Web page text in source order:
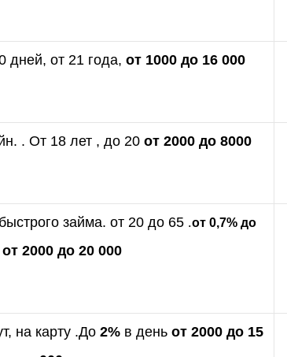
дней, от 21 года, от 1000 до 16 000
. От 18 лет , до 20 от 2000 до 8000
займа. от 20 до 65 .от 0,7% до
от 2000 до 20 000
на карту .До 2%в день от 2000 до 15